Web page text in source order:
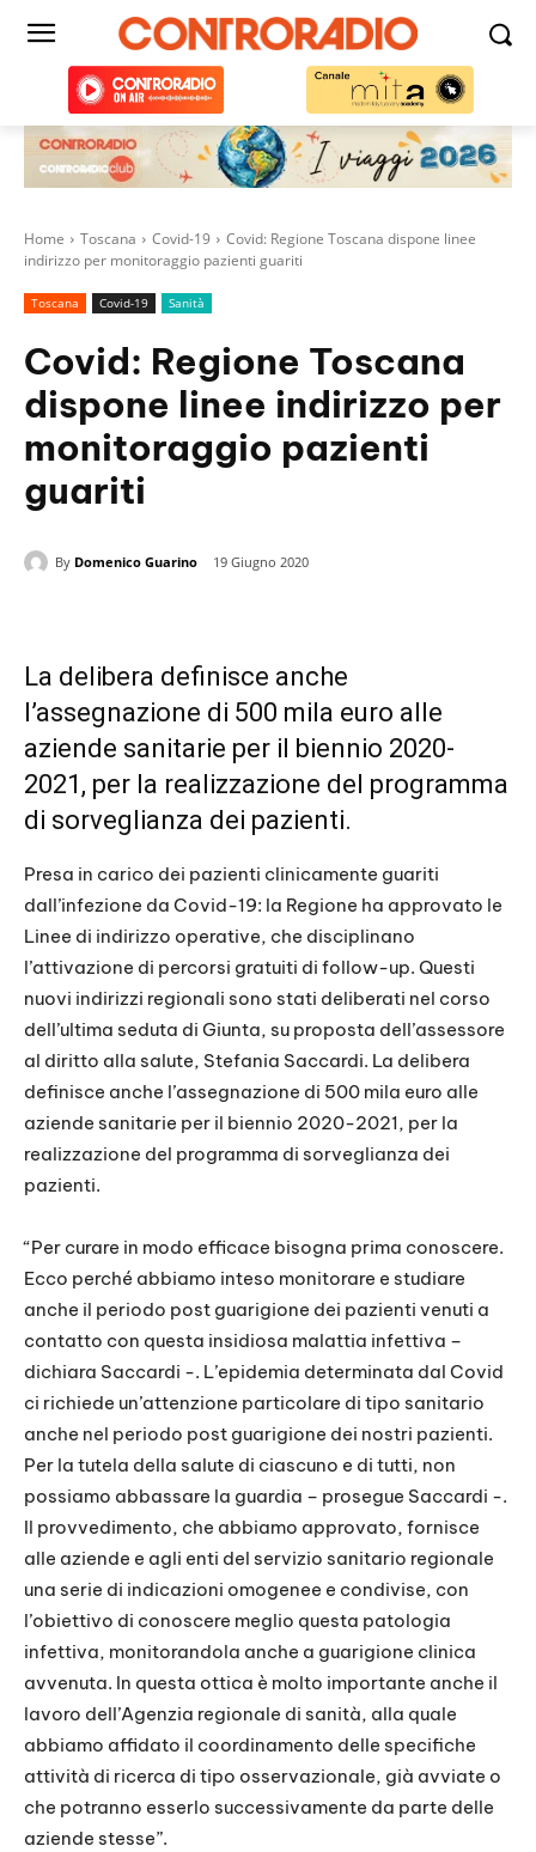
Home Toscana Covid-19
Covid: Regione Toscana dispone linee
indirizzo per monitoraggio pazienti guariti
Toscana Covid-19 Sanità
Covid: Regione Toscana
dispone linee indirizzo per
monitoraggio pazienti
guariti
By Domenico Guarino 19 Giugno 2020
La delibera definisce anche
l’assegnazione di 500 mila euro alle
aziende sanitarie per il biennio 2020-
2021, per la realizzazione del programma
di sorveglianza dei pazienti.
Presa in carico dei pazienti clinicamente guariti
dall’infezione da Covid-19: la Regione ha approvato le
Linee di indirizzo operative, che disciplinano
l’attivazione di percorsi gratuiti di follow-up. Questi
nuovi indirizzi regionali sono stati deliberati nel corso
dell’ultima seduta di Giunta, su proposta dell’assessore
al diritto alla salute, Stefania Saccardi. La delibera
definisce anche l’assegnazione di 500 mila euro alle
aziende sanitarie per il biennio 2020-2021, per la
realizzazione del programma di sorveglianza dei
pazienti.
“Per curare in modo efficace bisogna prima conoscere.
Ecco perché abbiamo inteso monitorare e studiare
anche il periodo post guarigione dei pazienti venuti a
contatto con questa insidiosa malattia infettiva –
dichiara Saccardi -. L’epidemia determinata dal Covid
ci richiede un’attenzione particolare di tipo sanitario
anche nel periodo post guarigione dei nostri pazienti.
Per la tutela della salute di ciascuno e di tutti, non
possiamo abbassare la guardia – prosegue Saccardi -.
Il provvedimento, che abbiamo approvato, fornisce
alle aziende e agli enti del servizio sanitario regionale
una serie di indicazioni omogenee e condivise, con
l’obiettivo di conoscere meglio questa patologia
infettiva, monitorandola anche a guarigione clinica
avvenuta. In questa ottica è molto importante anche il
lavoro dell’Agenzia regionale di sanità, alla quale
abbiamo affidato il coordinamento delle specifiche
attività di ricerca di tipo osservazionale, già avviate o
che potranno esserlo successivamente da parte delle
aziende stesse”.